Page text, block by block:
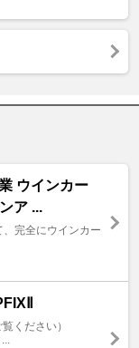
ウインカー
ア ...
、完全にウインカー
ください）